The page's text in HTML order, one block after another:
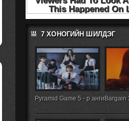
7 ХОНОГИЙН ШИЛДЭГ
Pyramid Game 5 - р ангиBargain